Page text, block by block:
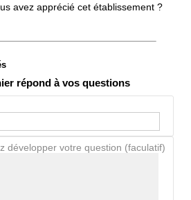
avez apprécié cet établissement ?
répond à vos questions
développer votre question (faculatif)